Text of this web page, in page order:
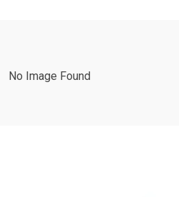
No Image Found